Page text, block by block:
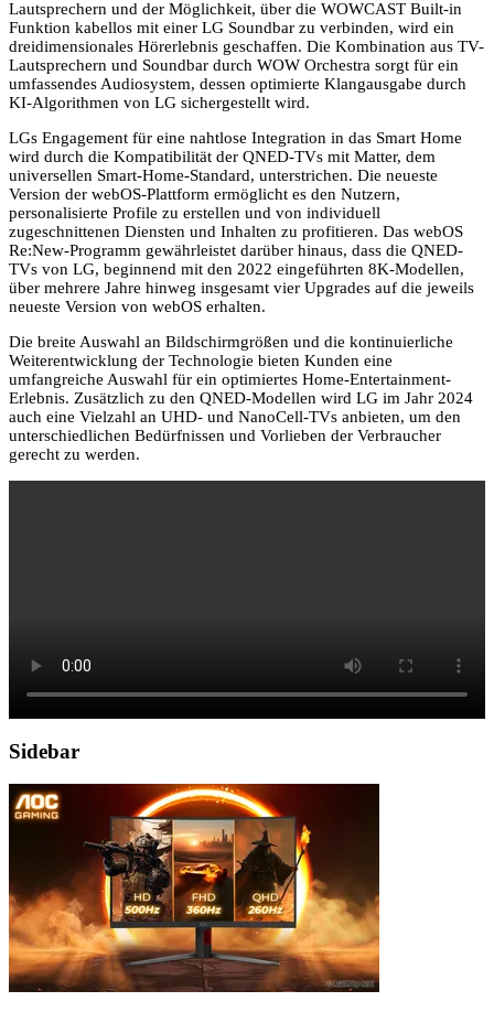
Lautsprechern und der Möglichkeit, über die WOWCAST Built-in
Funktion kabellos mit einer LG Soundbar zu verbinden, wird ein
dreidimensionales Hörerlebnis geschaffen. Die Kombination aus TV-
Lautsprechern und Soundbar durch WOW Orchestra sorgt für ein
umfassendes Audiosystem, dessen optimierte Klangausgabe durch
KI-Algorithmen von LG sichergestellt wird.
LGs Engagement für eine nahtlose Integration in das Smart Home
wird durch die Kompatibilität der QNED-TVs mit Matter, dem
universellen Smart-Home-Standard, unterstrichen. Die neueste
Version der webOS-Plattform ermöglicht es den Nutzern,
personalisierte Profile zu erstellen und von individuell
zugeschnittenen Diensten und Inhalten zu profitieren. Das webOS
Re:New-Programm gewährleistet darüber hinaus, dass die QNED-
TVs von LG, beginnend mit den 2022 eingeführten 8K-Modellen,
über mehrere Jahre hinweg insgesamt vier Upgrades auf die jeweils
neueste Version von webOS erhalten.
Die breite Auswahl an Bildschirmgrößen und die kontinuierliche
Weiterentwicklung der Technologie bieten Kunden eine
umfangreiche Auswahl für ein optimiertes Home-Entertainment-
Erlebnis. Zusätzlich zu den QNED-Modellen wird LG im Jahr 2024
auch eine Vielzahl an UHD- und NanoCell-TVs anbieten, um den
unterschiedlichen Bedürfnissen und Vorlieben der Verbraucher
gerecht zu werden.
Sidebar